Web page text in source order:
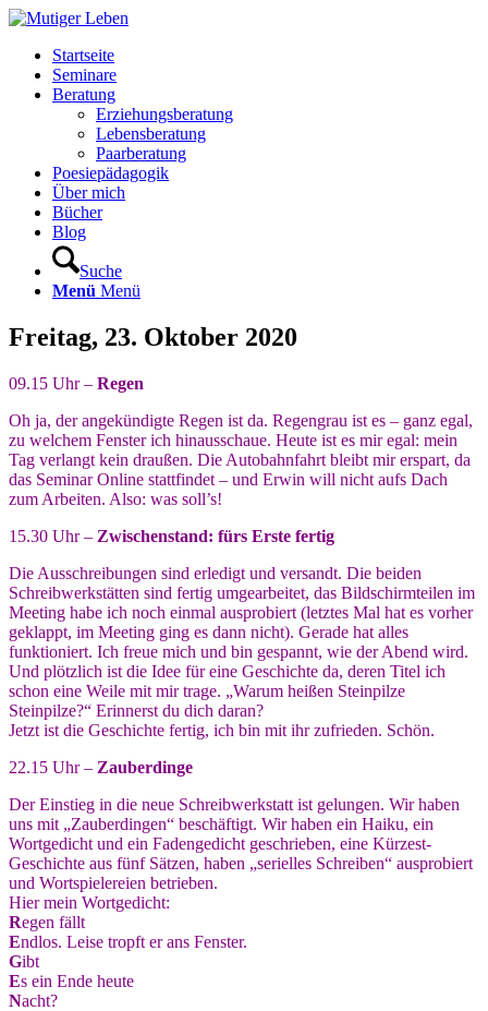
Startseite
Seminare
Beratung
Erziehungsberatung
Lebensberatung
Paarberatung
Poesiepädagogik
Über mich
Bücher
Blog
Suche
Menü Menü
Freitag, 23. Oktober 2020
09.15 Uhr – Regen
Oh ja, der angekündigte Regen ist da. Regengrau ist es – ganz egal,
zu welchem Fenster ich hinausschaue. Heute ist es mir egal: mein
Tag verlangt kein draußen. Die Autobahnfahrt bleibt mir erspart, da
das Seminar Online stattfindet – und Erwin will nicht aufs Dach
zum Arbeiten. Also: was soll’s!
15.30 Uhr – Zwischenstand: fürs Erste fertig
Die Ausschreibungen sind erledigt und versandt. Die beiden
Schreibwerkstätten sind fertig umgearbeitet, das Bildschirmteilen im
Meeting habe ich noch einmal ausprobiert (letztes Mal hat es vorher
geklappt, im Meeting ging es dann nicht). Gerade hat alles
funktioniert. Ich freue mich und bin gespannt, wie der Abend wird.
Und plötzlich ist die Idee für eine Geschichte da, deren Titel ich
schon eine Weile mit mir trage. „Warum heißen Steinpilze
Steinpilze?“ Erinnerst du dich daran?
Jetzt ist die Geschichte fertig, ich bin mit ihr zufrieden. Schön.
22.15 Uhr – Zauberdinge
Der Einstieg in die neue Schreibwerkstatt ist gelungen. Wir haben
uns mit „Zauberdingen“ beschäftigt. Wir haben ein Haiku, ein
Wortgedicht und ein Fadengedicht geschrieben, eine Kürzest-
Geschichte aus fünf Sätzen, haben „serielles Schreiben“ ausprobiert
und Wortspielereien betrieben.
Hier mein Wortgedicht:
Regen fällt
Endlos. Leise tropft er ans Fenster.
Gibt
Es ein Ende heute
Nacht?